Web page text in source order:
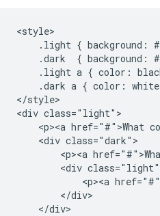
<style>
.light { background:
.dark  { background:
.light a { color:
.dark a { color:
</style>
<div class="light">
<p><a href="#">What
    <div class="dark">
<p><a
<div
<p><a
        </div>
    </div>